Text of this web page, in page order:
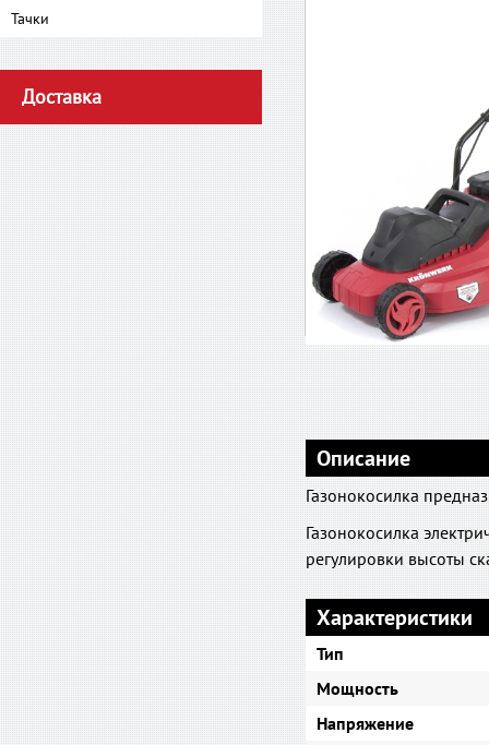
Тачки
Доставка
Описание
Газонокосилка
Газонокосилка
регулировки высоты
Характеристики
Тип
Мощность
Напряжение